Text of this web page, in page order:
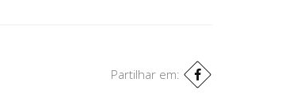
Partilhar em: